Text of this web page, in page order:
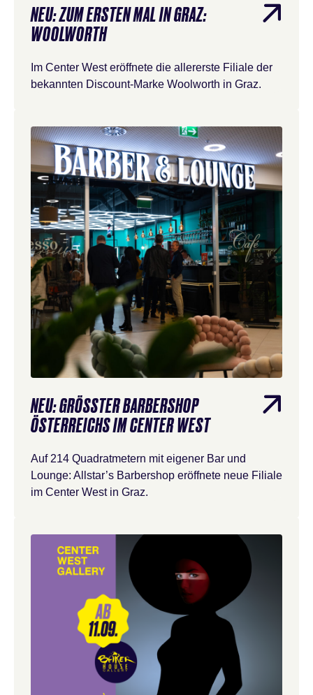
NEU: ZUM ERSTEN MAL IN GRAZ:
WOOLWORTH
Im Center West eröffnete die allererste Filiale der
bekannten Discount-Marke Woolworth in Graz.
NEU: GRÖSSTER BARBERSHOP Ö
STERREICHS IM CENTER WEST
Auf 214 Quadratmetern mit eigener Bar und
Lounge: Allstar’s Barbershop eröffnete neue Filiale
im Center West in Graz.